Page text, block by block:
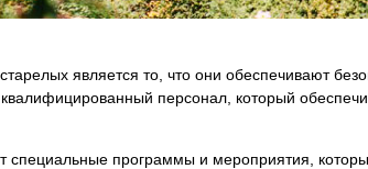
является то, что они обеспечивают
персонал, который
программы и мероприятия,